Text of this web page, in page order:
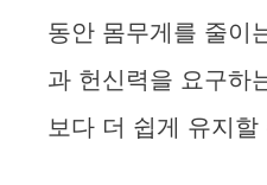
동안 몸무게를 줄이
과 헌신력을 요구하
보다 더 쉽게 유지할